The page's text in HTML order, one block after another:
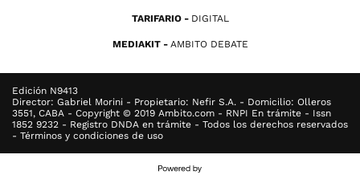
TARIFARIO DIGITAL
MEDIAKIT AMBITO DEBATE
Edición N9413
Director: Gabriel Morini - Propietario: Nefir S.A. - Domicilio: Olleros
3551, CABA - Copyright © 2019 Ambito.com - RNPI En trámite - Issn
1852 9232 - Registro DNDA en trámite - Todos los derechos reservados
- Términos y condiciones de uso